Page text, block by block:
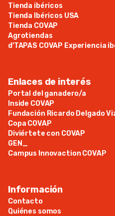
Tienda ibéricos
Tienda Ibéricos USA
Tienda COVAP
Agrotiendas
d'TAPAS COVAP Experiencia
Enlaces de interés
Portal del ganadero/a
Inside COVAP
Fundación Ricardo Delgado
Copa COVAP
Diviértete con COVAP
GEN_
Campus Innovaction COVAP
Información
Contacto
Quiénes somos